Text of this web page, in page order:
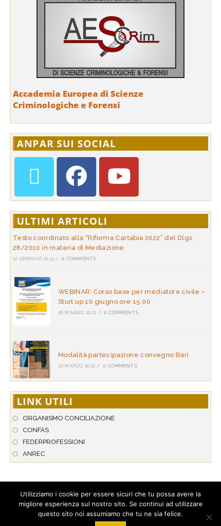
Accademia Europea di Scienze
Criminologiche e Forensi
ANPAR SUI SOCIAL
ULTIMI ARTICOLI
Testo coordinato alla “Riforma Cartabia 2022” del Dlgs
28/2010 in materia di Mediazione
12 GENNAIO 2023 / 0 COMMENTS
WEBINAR: Corso base per mediatore civile –
Sturt up 10 giugno ore 15.00
26 MAGGIO 2022 / 0 COMMENTS
Modalità partecipazione convegno Bari
22 MARZO 2022 / 0 COMMENTS
LINK UTILI
ORGANISMO CONCILIAZIONE
CONFAS
FEDERPROFESSIONI
ANREC
© 2026 A.N.P.A.R. - Associazione Nazionale per l’Arbitrato & la
Conciliazione. Tutti i diritti riservati. Hosted byStarNetwork S.r.l
.
Tel. +39 089 274 306 - Loc. Corgiano 20/D - 84080 Pellezzano (SA) -
Utilizziamo i cookie per essere sicuri che tu possa avere la
migliore esperienza sul nostro sito. Se continui ad utilizzare
questo sito noi assumiamo che tu ne sia felice.